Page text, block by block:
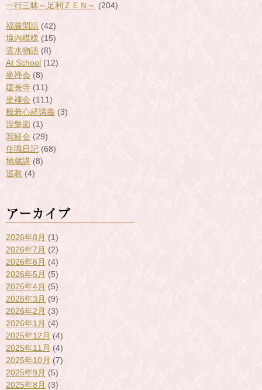
一行三昧～足利ＺＥＮ～ (204)
福厳閑話 (42)
境内模様 (15)
雲水物語 (8)
At School (12)
坐禅会 (8)
建長寺 (11)
坐禅会 (111)
般若心経講義 (3)
涅槃図 (1)
写経会 (29)
住職日記 (68)
地蔵講 (8)
巡教 (4)
アーカイブ
2026年8月 (1)
2026年7月 (2)
2026年6月 (4)
2026年5月 (5)
2026年4月 (5)
2026年3月 (9)
2026年2月 (3)
2026年1月 (4)
2025年12月 (4)
2025年11月 (4)
2025年10月 (7)
2025年9月 (5)
2025年8月 (3)